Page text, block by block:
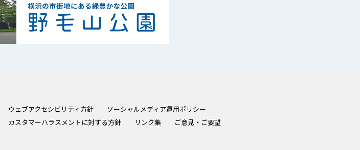
ウェブアクセシビリティ方針
ソーシャルメディア運用ポリシー
カスタマーハラスメントに対する方針 リンク集 ご意見・ご要望